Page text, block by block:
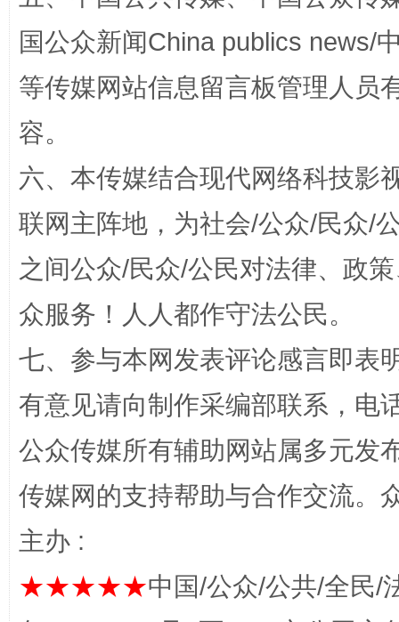
扯下公款旅游的“隐身衣” 如何以
“蜀中异人”王建安的艺术幻境
完善运行机制助力责任有效落实 一纸欠
国公众新闻China publics news/
等传媒网站信息留言板管理人员
容。
六、本传媒结合现代网络科技影
联网主阵地，为社会/公众/民众/
之间公众/民众/公民对法律、政
众服务！人人都作守法公民。
七、参与本网发表评论感言即表
有意见请向制作采编部联系，电
公众传媒所有辅助网站属多元发
传媒网的支持帮助与合作交流。
主办 :
★★★★★中国/公众/公共/全民/